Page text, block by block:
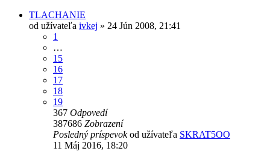
TLACHANIE
od užívateľa ivkej » 24 Jún 2008, 21:41
1
…
15
16
17
18
19
367 Odpovedí
387686 Zobrazení
Posledný príspevokod užívateľa SKRAT5OO
11 Máj 2016, 18:20